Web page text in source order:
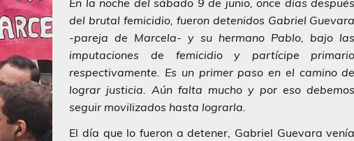
del brutal femicidio, fueron detenidos Gabriel Guevara
-pareja de Marcela- y su hermano Pablo, bajo las
imputaciones de femicidio y partícipe primario
respectivamente. Es un primer paso en el camino de
lograr justicia. Aún falta mucho y por eso debemos
seguir movilizados hasta lograrla.
El día que lo fueron a detener, Gabriel Guevara venía